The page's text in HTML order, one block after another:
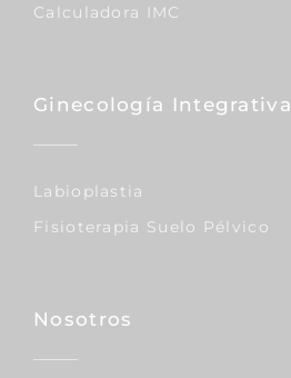
Calculadora IMC
Ginecología Integrativa
Labioplastia
Fisioterapia Suelo Pélvico
Nosotros